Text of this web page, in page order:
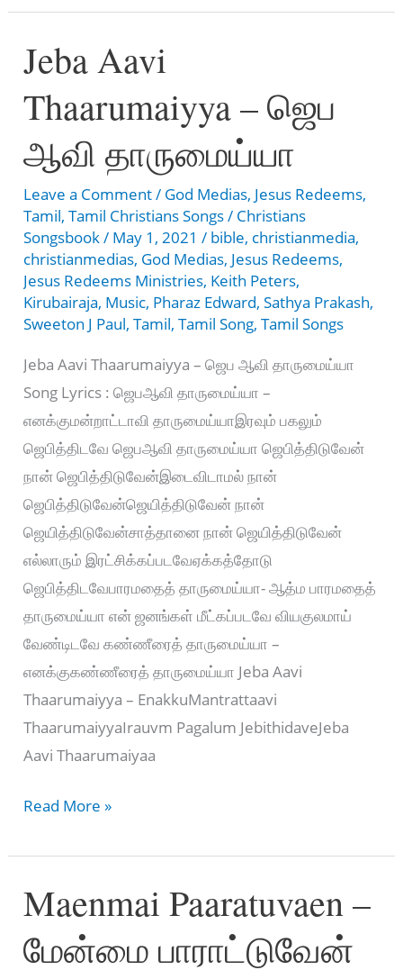
ஒன்றே
ஆறுதல்
–
Um
ondrae
Aaruthal
Jeba Aavi
Thaarumaiyya – ஜெப
ஆவி தாருமைய்யா
Leave a Comment/ God Medias, Jesus Redeems,
Tamil,Tamil Christians Songs/ Christians
Songsbook/ May 1, 2021/ bible, christianmedia,
christianmedias, God Medias, Jesus Redeems,
Jesus Redeems Ministries, Keith Peters,
Kirubairaja, Music, Pharaz Edward,Sathya Prakash,
Sweeton J Paul,Tamil,Tamil Song,Tamil Songs
Jeba Aavi Thaarumaiyya – ஜெப ஆவி தாருமைய்யா
Song Lyrics : ஜெபஆவி தாருமைய்யா –
எனக்குமன்றாட்டாவி தாருமைய்யாஇரவும் பகலும்
ஜெபித்திடவே ஜெபஆவி தாருமைய்யா ஜெபித்திடுவேன்
நான் ஜெபித்திடுவேன்இடைவிடாமல் நான்
ஜெபித்திடுவேன்ஜெயித்திடுவேன் நான்
ஜெயித்திடுவேன்சாத்தானை நான் ஜெயித்திடுவேன்
எல்லாரும் இரட்சிக்கப்படவேஏக்கத்தோடு
ஜெபித்திடவேபாரமதைத் தாருமைய்யா- ஆத்ம பாரமதைத்
தாருமைய்யா என் ஜனங்கள் மீட்கப்படவே வியகுலமாய்
வேண்டிடவே கண்ணீரைத் தாருமைய்யா –
எனக்குகண்ணீரைத் தாருமைய்யா Jeba Aavi
Thaarumaiyya – EnakkuMantrattaavi
ThaarumaiyyaIrauvm Pagalum JebithidaveJeba
Aavi Thaarumaiyaa
Jeba
Thaarumaiyya
–
ஜெப
ஆவி
Read More »
Maenmai Paaratuvaen –
மேன்மை பாராட்டுவேன்